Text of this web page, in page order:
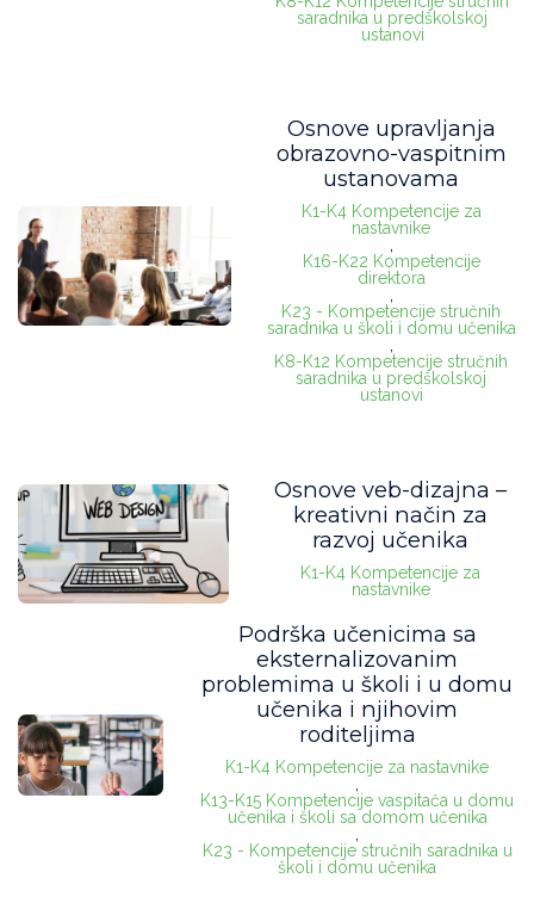
saradnika u predškolskoj
ustanovi
Osnove upravljanja
obrazovno-vaspitnim
ustanovama
K1-K4 Kompetencije za
nastavnike
,
K16-K22 Kompetencije
direktora
,
K23 - Kompetencije stručnih
saradnika u školi i domu učenika
,
K8-K12 Kompetencije stručnih
saradnika u predškolskoj
ustanovi
Osnove veb-dizajna –
kreativni način za
razvoj učenika
K1-K4 Kompetencije za
nastavnike
Podrška učenicima sa
eksternalizovanim
problemima u školi i u domu
učenika i njihovim
roditeljima
K1-K4 Kompetencije za nastavnike
,
K13-K15 Kompetencije vaspitača u domu
učenika i školi sa domom učenika
,
K23 - Kompetencije stručnih saradnika u
školi i domu učenika